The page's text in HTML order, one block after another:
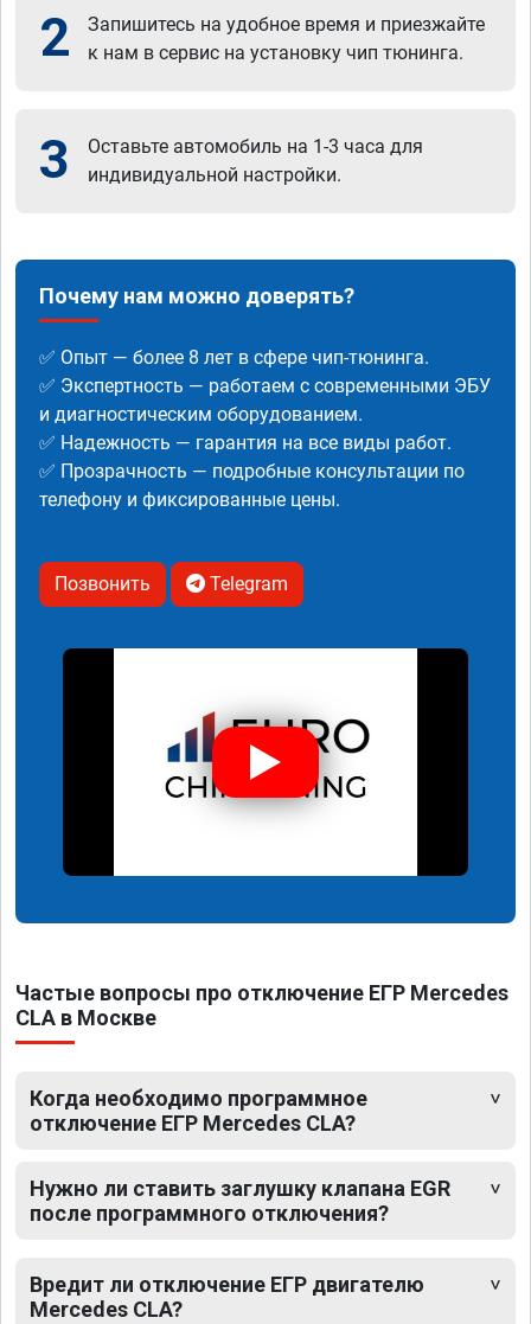
2
Запишитесь на удобное время и приезжайте
к нам в сервис на установку чип тюнинга.
3
Оставьте автомобиль на 1-3 часа для
индивидуальной настройки.
Почему нам можно доверять?
✅ Опыт — более 8 лет в сфере чип-тюнинга.
✅ Экспертность — работаем с современными ЭБУ
и диагностическим оборудованием.
✅ Надежность — гарантия на все виды работ.
✅ Прозрачность — подробные консультации по
телефону и фиксированные цены.
Позвонить Telegram
Частые вопросы про отключение ЕГР Mercedes
CLA в Москве
Когда необходимо программное
отключение ЕГР Mercedes CLA?
Нужно ли ставить заглушку клапана EGR
после программного отключения?
Вредит ли отключение ЕГР двигателю
Mercedes CLA?